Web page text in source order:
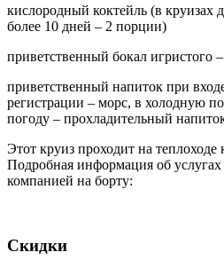
кислородный коктейль (в круизах
более 10 дней – 2 порции)
приветственный бокал игристого
приветственный напиток при
регистрации – морс, в холодную
погоду – прохладительный
Этот круиз проходит на
Подробная информация об
компанией на борту:
Скидки